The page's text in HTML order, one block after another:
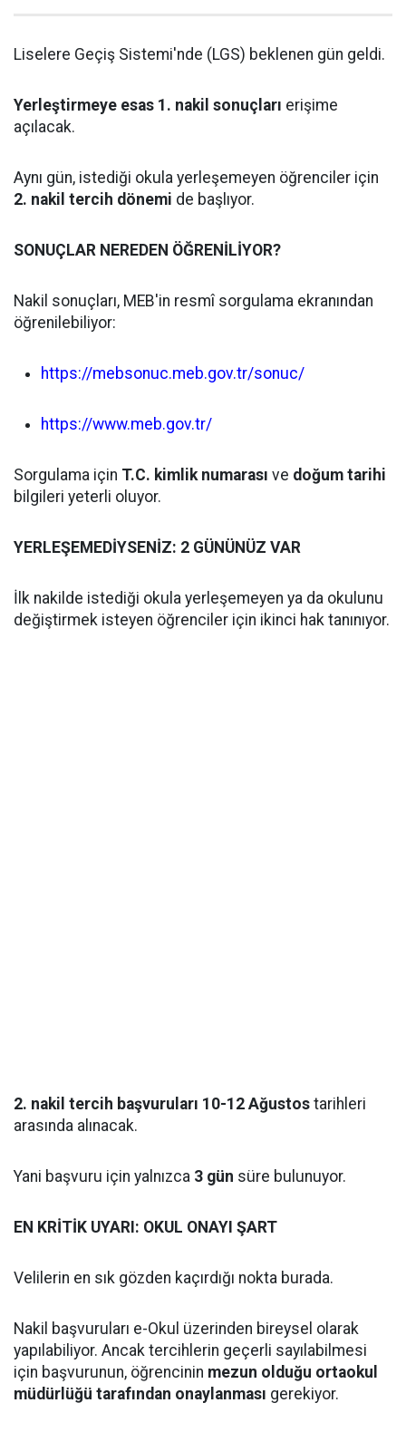
Liselere Geçiş Sistemi'nde (LGS) beklenen gün geldi.
Yerleştirmeye esas 1. nakil sonuçları erişime
açılacak.
Aynı gün, istediği okula yerleşemeyen öğrenciler için
2. nakil tercih dönemi de başlıyor.
SONUÇLAR NEREDEN ÖĞRENİLİYOR?
Nakil sonuçları, MEB'in resmî sorgulama ekranından
öğrenilebiliyor:
https://mebsonuc.meb.gov.tr/sonuc/
https://www.meb.gov.tr/
Sorgulama için T.C. kimlik numarası ve doğum tarihi
bilgileri yeterli oluyor.
YERLEŞEMEDİYSENİZ: 2 GÜNÜNÜZ VAR
İlk nakilde istediği okula yerleşemeyen ya da okulunu
değiştirmek isteyen öğrenciler için ikinci hak tanınıyor.
2. nakil tercih başvuruları 10-12 Ağustos tarihleri
arasında alınacak.
Yani başvuru için yalnızca 3 gün süre bulunuyor.
EN KRİTİK UYARI: OKUL ONAYI ŞART
Velilerin en sık gözden kaçırdığı nokta burada.
Nakil başvuruları e-Okul üzerinden bireysel olarak
yapılabiliyor. Ancak tercihlerin geçerli sayılabilmesi
için başvurunun, öğrencinin mezun olduğu ortaokul
müdürlüğü tarafından onaylanması gerekiyor.